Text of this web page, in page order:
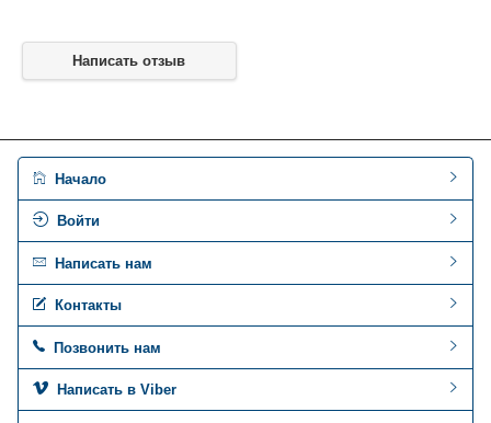
Написать отзыв
Начало
Войти
Написать нам
Контакты
Позвонить нам
Написать в Viber